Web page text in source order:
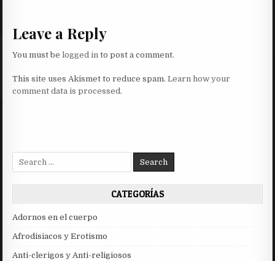
Leave a Reply
You must belogged in to post a comment.
This site uses Akismet to reduce spam.Learn how your
comment data is processed.
Search
for:
CATEGORÍAS
Adornos en el cuerpo
Afrodisiacos y Erotismo
Anti-clerigos y Anti-religiosos